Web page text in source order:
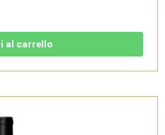
al carrello